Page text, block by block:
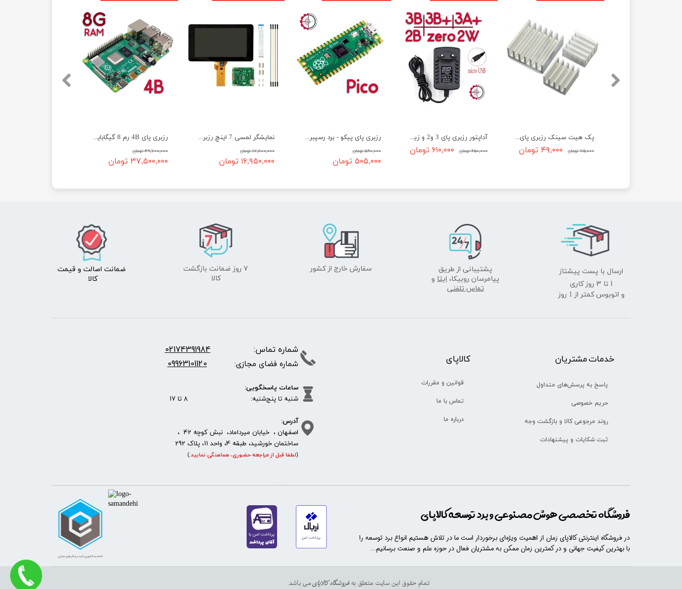
رزبری پای 4B رم 8 گیگابایت - برد رسپبری پای 4B رم 8Gb
۴۹,۷۰۰,۰۰۰ تومان
۳۷,۵۰۰,۰۰۰ تومان
نمایشگر لمسی 7 اینچ رزبری پای Raspberry Pi – اورجینال
۱۷,۸۰۰,۰۰۰ تومان
۱۶,۹۵۰,۰۰۰ تومان
رزبری پای پیکو - برد رسپبری پای Pico
۵۹۰,۰۰۰ تومان
۵۰۵,۰۰۰ تومان
آداپتور رزبری پای 3 و2 و زیرو - 5ولت 3آمپر Micro USB
۶۵۰,۰۰۰ تومان ۶۱۰,۰۰۰ تومان
پک هیت سینک رزبری پای 4 و 3 و 2 و ...
۷۵,۰۰۰ تومان ۴۹,۰۰۰ تومان
تمام حقوق این سایت متعلق بهفروشگاه کالاپای می باشد.
ارسال با پست پیشتاز
​​​​​​​1 تا 3 روز کاری
و اتوبوس کمتر از 1 روز
پشتیبانی از طریق
پیامرسان روبیکا، ایتا و
تماس تلفنی
سفارش خارج از کشور
۷ روز ضمانت بازگشت
​​​​​​​کالا
ضمانت اصالت و قیمت​​​​​​​
کالا ​​​​​​​
خدمات مشتریان
پاسخ به پرسش‌های متداول
حریم خصوصی
روند مرجوعی کالا و بازگشت وجه
ثبت شکایات و پیشنهادات
​​کالاپای
قوانین و مقررات
تماس با ما
درباره ما
فروشگاه تخصصی هوش مصنوعی و برد توسعه کالاپای
در فروشگاه اینترنتی کالاپای زمان از اهمیت ویژه‌ای برخوردار است ما در تلاش هستیم انواع برد توسعه را
با​​​ بهترین کیفیت جهانی و در کمترین زمان ممکن به مشتریان فعال در حوزه علم و صنعت برسانیم...
شماره تماس: 02174391984
شماره فضای مجازی: 09963101120
ساعات پاسخگویی:
شنبه تا پنج‌شنبه: 8 تا 17
آدرس:
اصفهان ، خیابان میرداماد، نبش کوچه 42 ،
ساختمان خورشید، طبقه 4، واحد 11، پلاک 292
(لطفا قبل از مراجعه حضوری، هماهنگی نمایید.
)